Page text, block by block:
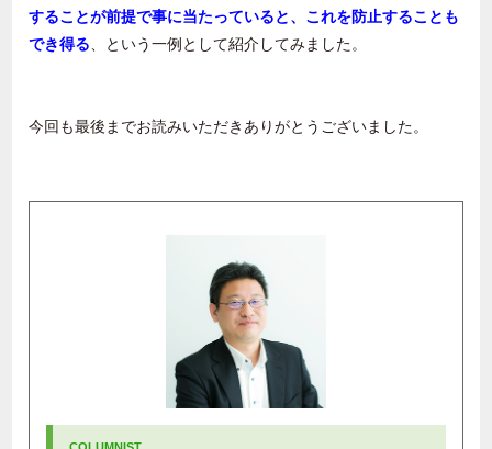
することが前提で事に当たっていると、これを防止することも
でき得る 、という一例として紹介してみました。
今回も最後までお読みいただきありがとうございました。